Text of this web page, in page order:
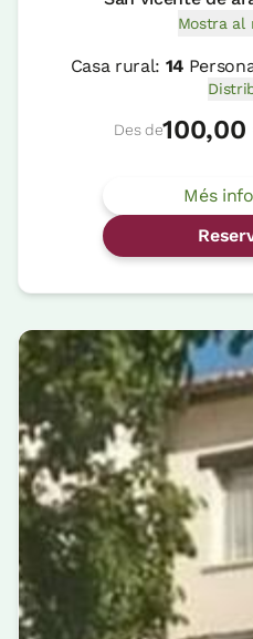
Mostra al
Casa rural: 14
Des de
Més